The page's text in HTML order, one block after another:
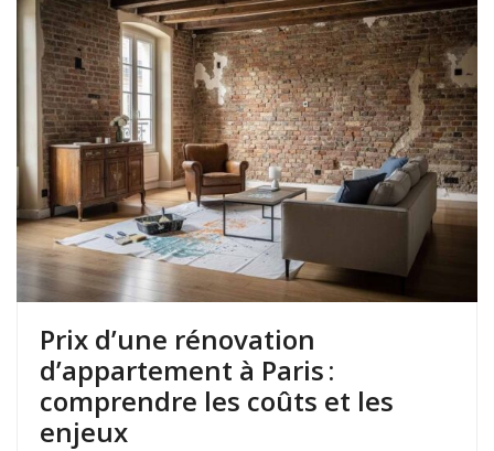
réelle de votre […]
Prix d’une rénovation
d’appartement à Paris :
comprendre les coûts et les
enjeux